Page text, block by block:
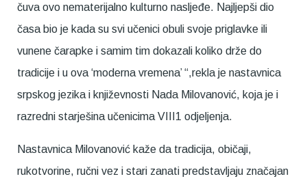
čuva ovo nematerijalno kulturno nasljeđe. Najljepši dio
časa bio je kada su svi učenici obuli svoje priglavke ili
vunene čarapke i samim tim dokazali koliko drže do
tradicije i u ova ‘moderna vremena’ “,rekla je nastavnica
srpskog jezika i književnosti Nada Milovanović, koja je i
razredni starješina učenicima VIII1 odjeljenja.
Nastavnica Milovanović kaže da tradicija, običaji,
rukotvorine, ručni vez i stari zanati predstavljaju značajan